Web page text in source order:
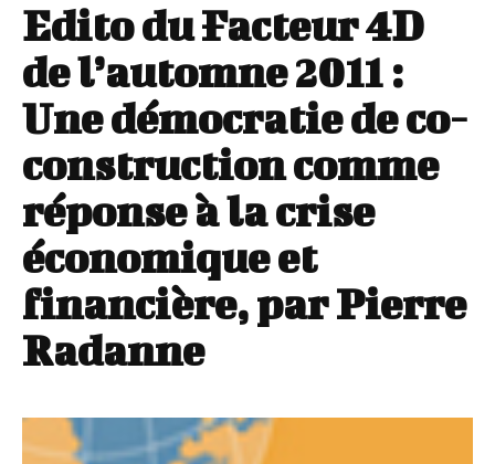
Edito du Facteur 4D
de l’automne 2011 :
Une démocratie de co-
construction comme
réponse à la crise
économique et
financière, par Pierre
Radanne